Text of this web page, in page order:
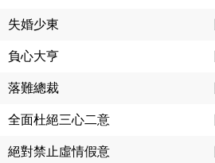
失婚少東
負心大亨
落難總裁
全面杜絕三心二意
絕對禁止虛情假意